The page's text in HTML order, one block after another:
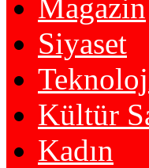
Magazin
Siyaset
Kültür
Kadın